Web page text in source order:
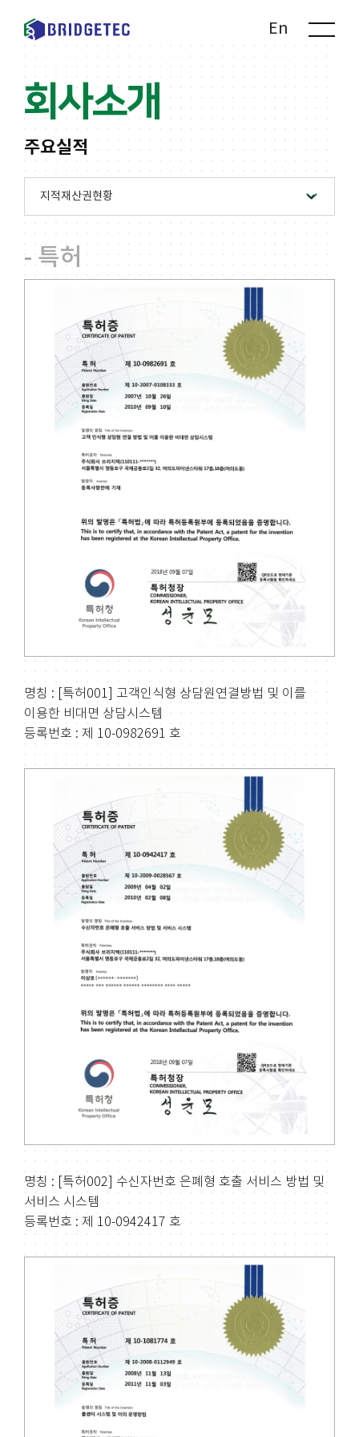
En
회사소개
주요실적
- 특허
명칭 : [특허001] 고객인식형 상담원연결방법 및 이를
이용한 비대면 상담시스템
등록번호 : 제 10-0982691 호
명칭 : [특허002] 수신자번호 은폐형 호출 서비스 방법 및
서비스 시스템
등록번호 : 제 10-0942417 호